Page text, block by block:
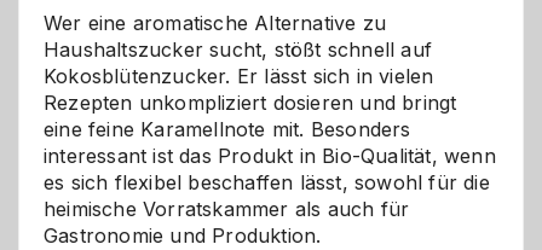
für
Hunde
im
eigenen
Zuhause
Wer eine aromatische Alternative zu
Haushaltszucker sucht, stößt schnell auf
Kokosblütenzucker. Er lässt sich in vielen
Rezepten unkompliziert dosieren und bringt
eine feine Karamellnote mit. Besonders
interessant ist das Produkt in Bio-Qualität, wenn
es sich flexibel beschaffen lässt, sowohl für die
heimische Vorratskammer als auch für
Gastronomie und Produktion.